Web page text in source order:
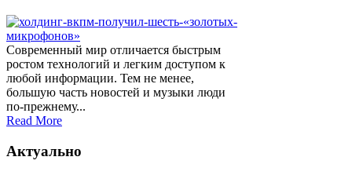
Современный мир отличается быстрым
ростом технологий и легким доступом к
любой информации. Тем не менее,
большую часть новостей и музыки люди
по-прежнему...
Read More
Актуально